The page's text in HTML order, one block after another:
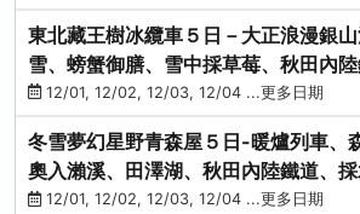
東北藏王樹冰纜車５日－大正浪漫銀
雪、螃蟹御膳、雪中採草莓、秋田內
理、松島遊船
12/01, 12/02, 12/03, 12/04 ...更多日期
冬雪夢幻星野青森屋５日-暖爐列車、
奧入瀨溪、田澤湖、秋田內陸鐵道、
村(不進免稅店)
12/01, 12/02, 12/03, 12/04 ...更多日期